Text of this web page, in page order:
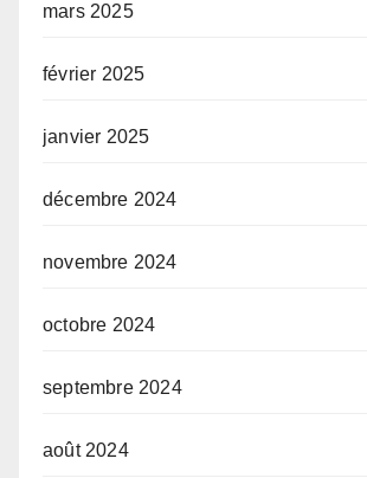
mars 2025
février 2025
janvier 2025
décembre 2024
novembre 2024
octobre 2024
septembre 2024
août 2024